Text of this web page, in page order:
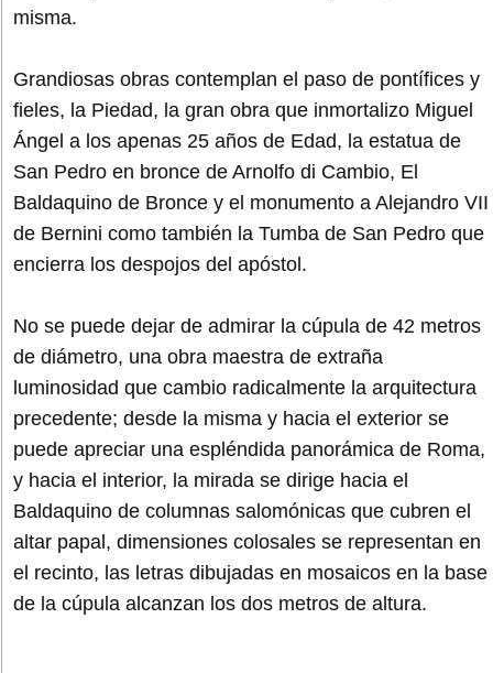
misma.
Grandiosas obras contemplan el paso de pontífices y
fieles, la Piedad, la gran obra que inmortalizo Miguel
Ángel a los apenas 25 años de Edad, la estatua de
San Pedro en bronce de Arnolfo di Cambio, El
Baldaquino de Bronce y el monumento a Alejandro VII
de Bernini como también la Tumba de San Pedro que
encierra los despojos del apóstol.
No se puede dejar de admirar la cúpula de 42 metros
de diámetro, una obra maestra de extraña
luminosidad que cambio radicalmente la arquitectura
precedente; desde la misma y hacia el exterior se
puede apreciar una espléndida panorámica de Roma,
y hacia el interior, la mirada se dirige hacia el
Baldaquino de columnas salomónicas que cubren el
altar papal, dimensiones colosales se representan en
el recinto, las letras dibujadas en mosaicos en la base
de la cúpula alcanzan los dos metros de altura.